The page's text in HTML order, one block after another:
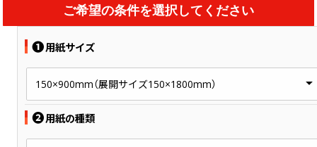
ご希望の条件を選択してください
❶用紙サイズ
150×900mm（展開サイズ150×1800mm）
❷用紙の種類